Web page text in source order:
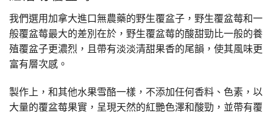
我們選用加拿大進口無農藥的野生覆盆子，野生覆盆莓和一
般覆盆莓最大的差別在於，野生覆盆莓的酸甜勁比一般的養
殖覆盆子更濃烈，且帶有淡淡清甜果香的尾韻，使其風味更
富有層次感。
製作上，和其他水果雪酪一樣，不添加任何香料、色素，以
大量的覆盆莓果實，呈現天然的紅艷色澤和酸勁，並帶有覆